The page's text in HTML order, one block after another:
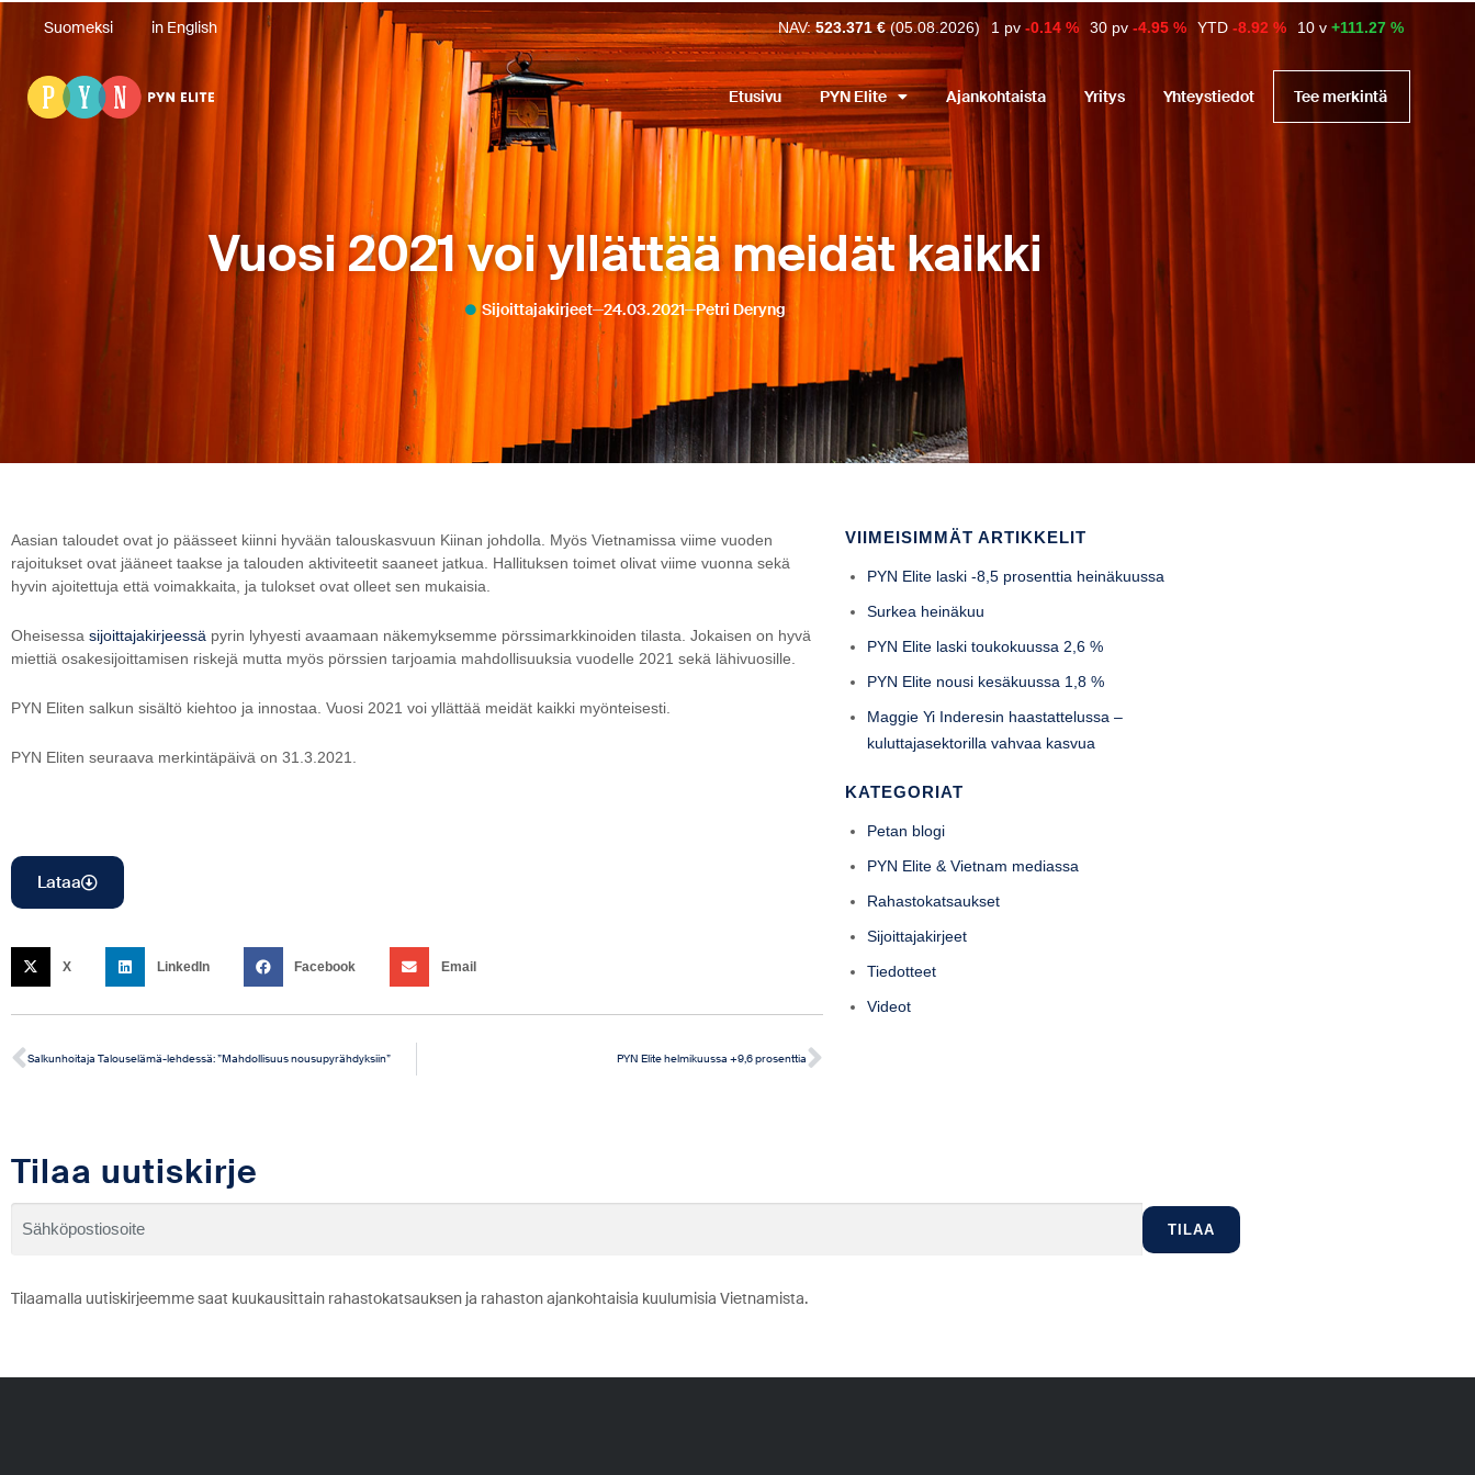
Suomeksi in English NAV: 523.371 € (05.08.2026) 1 pv -0.14 % 30 pv -4.95 % YTD -8.92 % 10 v +111.27 %
Etusivu PYN Elite Ajankohtaista Yritys Yhteystiedot Tee merkintä
Vuosi 2021 voi yllättää meidät kaikki
Sijoittajakirjeet 24.03.2021 Petri Deryng
Aasian taloudet ovat jo päässeet kiinni hyvään talouskasvuun Kiinan johdolla. Myös Vietnamissa viime vuoden
rajoitukset ovat jääneet taakse ja talouden aktiviteetit saaneet jatkua. Hallituksen toimet olivat viime vuonna sekä
hyvin ajoitettuja että voimakkaita, ja tulokset ovat olleet sen mukaisia.
Oheisessa sijoittajakirjeessä pyrin lyhyesti avaamaan näkemyksemme pörssimarkkinoiden tilasta. Jokaisen on hyvä
miettiä osakesijoittamisen riskejä mutta myös pörssien tarjoamia mahdollisuuksia vuodelle 2021 sekä lähivuosille.
PYN Eliten salkun sisältö kiehtoo ja innostaa. Vuosi 2021 voi yllättää meidät kaikki myönteisesti.
PYN Eliten seuraava merkintäpäivä on 31.3.2021.
Lataa
X LinkedIn Facebook Email
Salkunhoitaja Talouselämä-lehdessä: ”Mahdollisuus nousupyrähdyksiin” PYN Elite helmikuussa +9,6 prosenttia
VIIMEISIMMÄT ARTIKKELIT
PYN Elite laski -8,5 prosenttia heinäkuussa
Surkea heinäkuu
PYN Elite laski toukokuussa 2,6 %
PYN Elite nousi kesäkuussa 1,8 %
Maggie Yi Inderesin haastattelussa –
kuluttajasektorilla vahvaa kasvua
KATEGORIAT
Petan blogi
PYN Elite & Vietnam mediassa
Rahastokatsaukset
Sijoittajakirjeet
Tiedotteet
Videot
Tilaa uutiskirje
Tilaamalla uutiskirjeemme saat kuukausittain rahastokatsauksen ja rahaston ajankohtaisia kuulumisia Vietnamista.